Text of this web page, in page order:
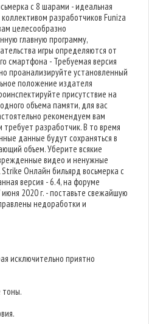
с 8 шарами - идеальная
разработчиков Funiza
целесообразно
главную программу,
игры определяются от
смартфона - Требуемая версия
проанализируйте установленный
положение издателя
присутствие на
объема памяти, для вас
рекомендуем вам
разработчик. В то время
данные будут сохраняться в
объем. Уберите всякие
видео и ненужные
Онлайн бильярд восьмерка с
версия - 6.4, на форуме
2020 г. - поставьте свежайшую
недоработки и
исключительно приятно
тоны.